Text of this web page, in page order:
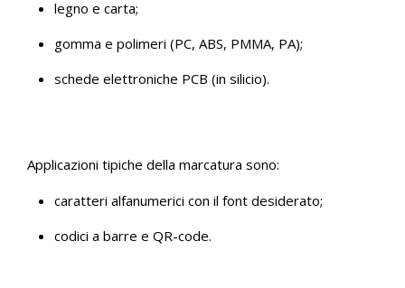
legno e carta;
gomma e polimeri (PC, ABS, PMMA, PA);
schede elettroniche PCB (in silicio).
Applicazioni tipiche della marcatura sono:
caratteri alfanumerici con il font desiderato;
codici a barre e QR-code.